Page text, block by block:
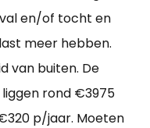
en/of tocht en
meer hebben.
van buiten. De
rond €3975
p/jaar. Moeten